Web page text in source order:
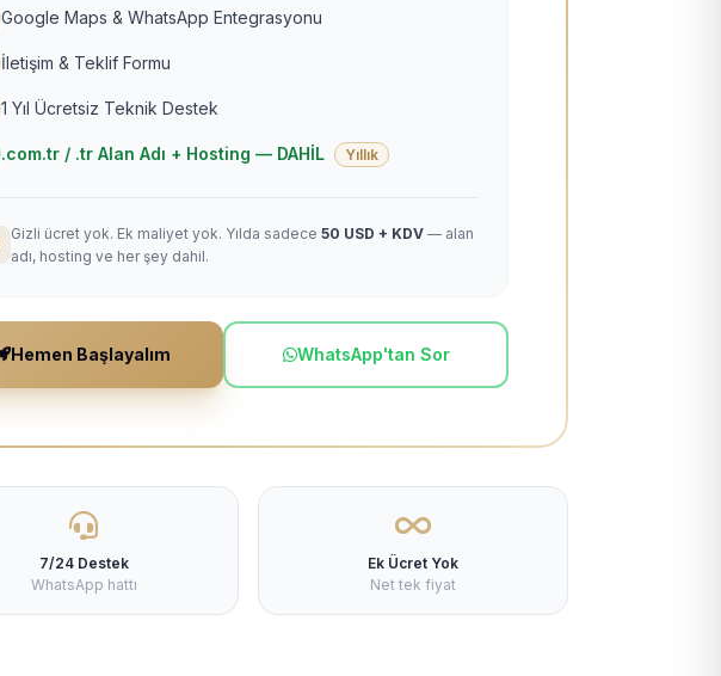
Google Maps & WhatsApp Entegrasyonu
İletişim & Teklif Formu
1 Yıl Ücretsiz Teknik Destek
.com.tr / .tr Alan Adı + Hosting — DAHİL Yıllık
Gizli ücret yok. Ek maliyet yok. Yılda sadece 50 USD + KDV — alan
adı, hosting ve her şey dahil.
Hemen Başlayalım WhatsApp'tan Sor
7/24 Destek
WhatsApp hattı
Ek Ücret Yok
Net tek fiyat